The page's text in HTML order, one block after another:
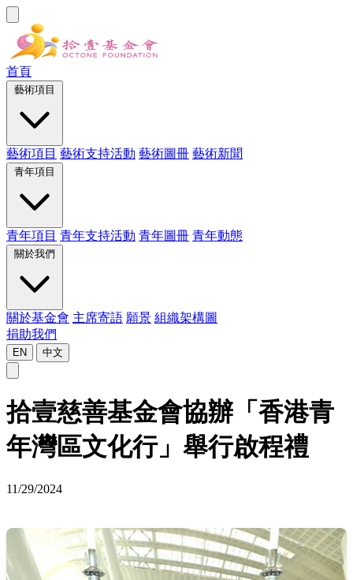
首頁
藝術項目 藝術支持活動 藝術圖冊 藝術新聞
青年項目 青年支持活動 青年圖冊 青年動態
關於基金會 主席寄語 願景 組織架構圖
捐助我們
EN 中文
拾壹慈善基金會協辦「香港青
年灣區文化行」舉行啟程禮
11/29/2024